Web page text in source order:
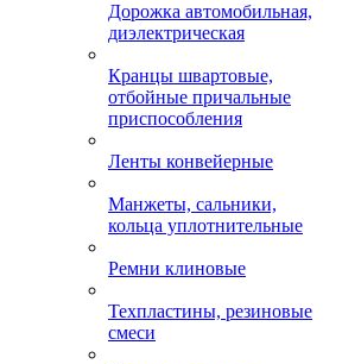
Дорожка автомобильная,
диэлектрическая
Кранцы швартовые,
отбойные причальные
приспособления
Ленты конвейерные
Манжеты, сальники,
кольца уплотнительные
Ремни клиновые
Техпластины, резиновые
смеси